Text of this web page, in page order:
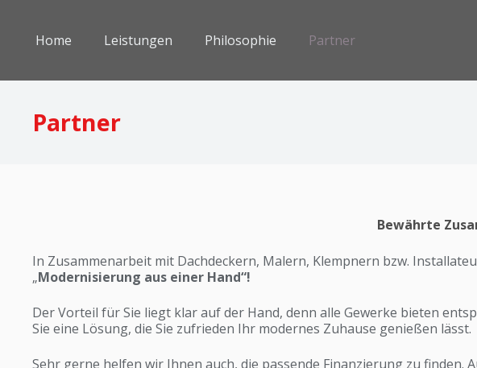
Home Leistungen Philosophie Partner
Partner
Bewährte
In Zusammenarbeit mit Dachdeckern, Malern, Klempnern bzw.
„Modernisierung aus einer Hand“!
Der Vorteil für Sie liegt klar auf der Hand, denn alle Gewerke bieten
Sie eine Lösung, die Sie zufrieden Ihr modernes Zuhause genießen lässt.
Sehr gerne helfen wir Ihnen auch, die passende Finanzierung zu